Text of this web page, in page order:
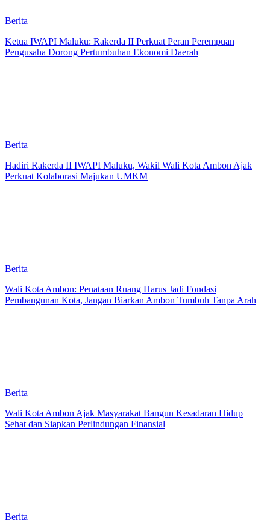
Berita
Ketua IWAPI Maluku: Rakerda II Perkuat Peran Perempuan
Pengusaha Dorong Pertumbuhan Ekonomi Daerah
Berita
Hadiri Rakerda II IWAPI Maluku, Wakil Wali Kota Ambon Ajak
Perkuat Kolaborasi Majukan UMKM
Berita
Wali Kota Ambon: Penataan Ruang Harus Jadi Fondasi
Pembangunan Kota, Jangan Biarkan Ambon Tumbuh Tanpa Arah
Berita
Wali Kota Ambon Ajak Masyarakat Bangun Kesadaran Hidup
Sehat dan Siapkan Perlindungan Finansial
Berita